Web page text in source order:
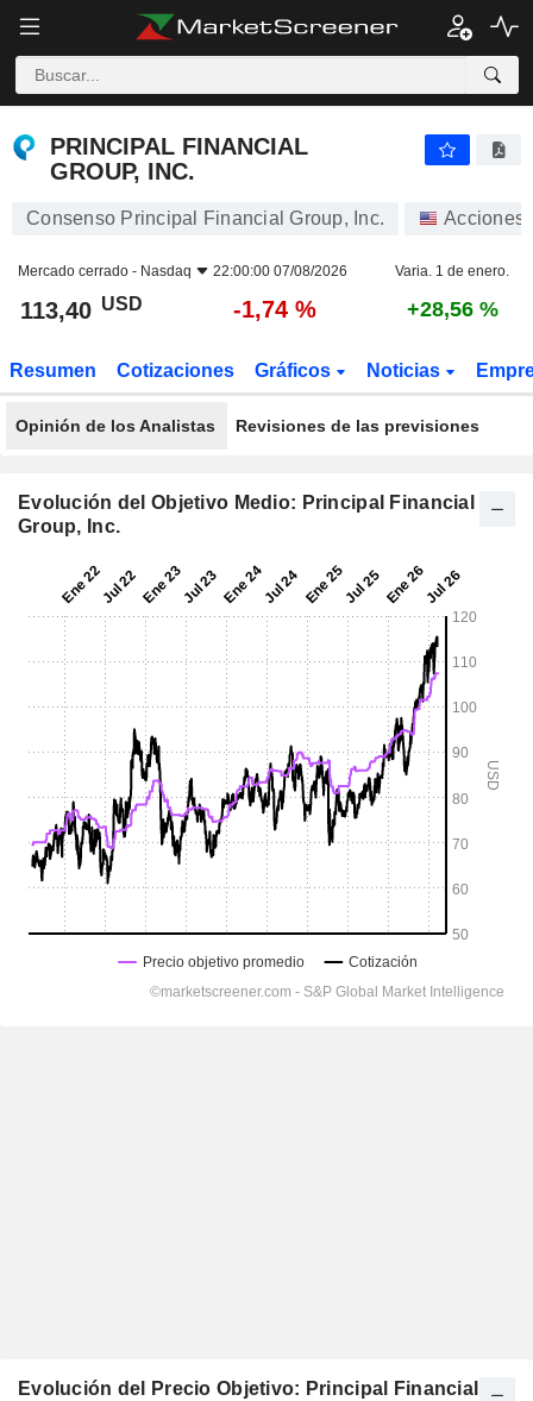
PRINCIPAL FINANCIAL
GROUP, INC.
Consenso Principal Financial Group, Inc. Acciones
Mercado cerrado - Nasdaq 22:00:00 07/08/2026 Varia. 1 de enero.
113,40 USD -1,74 % +28,56 %
Resumen Cotizaciones Gráficos Noticias
Opinión de los Analistas Revisiones de las previsiones
Evolución del Objetivo Medio: Principal Financial
Group, Inc.
Evolución del Precio Objetivo: Principal Financial